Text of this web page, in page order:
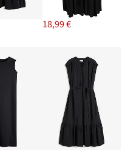
18,99 €